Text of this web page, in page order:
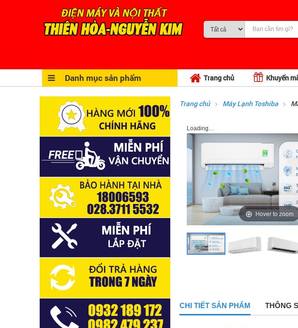
Danh mục sản phẩm Trang chủ Khuyến
Trang chủ Máy Lạnh Toshiba
Loading…
Hover to zoom
CHI TIẾT SẢN PHẨM THÔNG